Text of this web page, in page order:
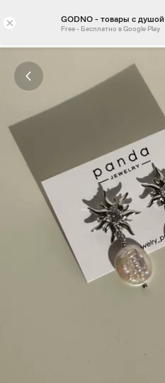
× GODNO - товары с душой
Free - Бесплатно в Google Play